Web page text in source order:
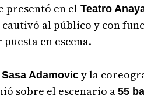
presentó en el Teatro
al público y con
en escena.
Sasa Adamovicy la
sobre el escenario a55